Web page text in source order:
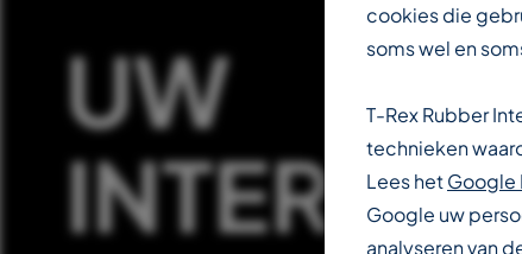
UW
cookies die
soms wel en
T-Rex Rubber
technieken
Lees hetGoogle
Google uw
analyseren van